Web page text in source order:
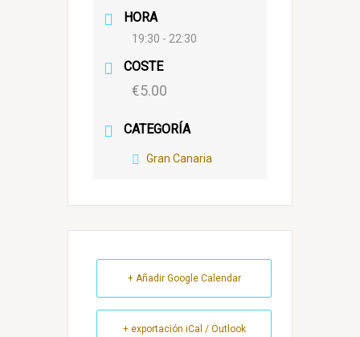
HORA
19:30 - 22:30
COSTE
€5.00
CATEGORÍA
Gran Canaria
+ Añadir Google Calendar
+ exportación iCal / Outlook